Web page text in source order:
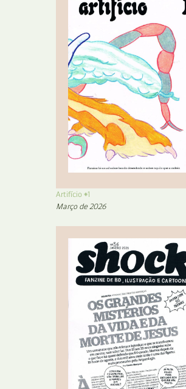
Artifício #1
Março de 2026